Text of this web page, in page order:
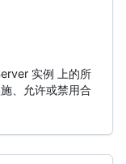
实例 上的所
、允许或禁用合